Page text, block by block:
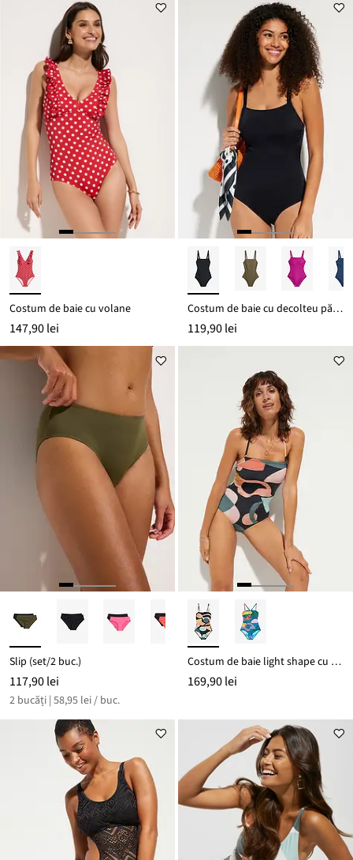
Costum de baie cu volane
147,90 lei
Costum de baie cu decolteu pătrat
119,90 lei
Slip (set/2 buc.)
117,90 lei
2 bucăți | 58,95 lei / buc.
Costum de baie light shape cu bretele multiway
169,90 lei